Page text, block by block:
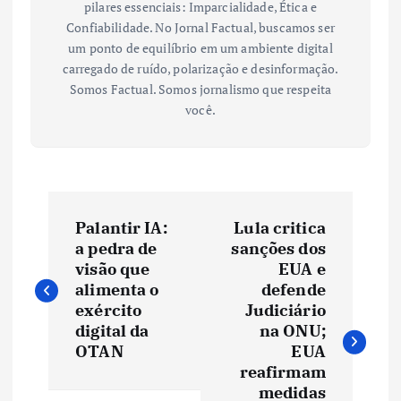
pilares essenciais: Imparcialidade, Ética e
Confiabilidade. No Jornal Factual, buscamos ser
um ponto de equilíbrio em um ambiente digital
carregado de ruído, polarização e desinformação.
Somos Factual. Somos jornalismo que respeita
você.
v
Palantir IA:
a pedra de
visão que
alimenta o
exército
digital da
OTAN
Lula critica
sanções dos
EUA e
defende
Judiciário
na ONU;
EUA
reafirmam
medidas